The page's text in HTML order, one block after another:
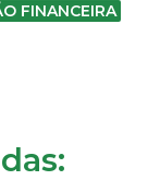
FINANCEIRA